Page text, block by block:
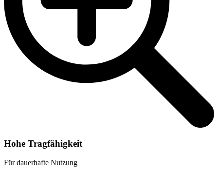
Hohe Tragfähigkeit
Für dauerhafte Nutzung